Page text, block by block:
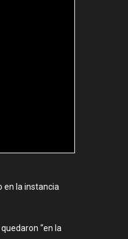
en la instancia
“en la